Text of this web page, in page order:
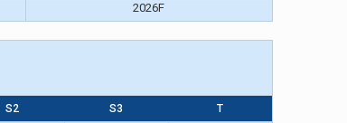
2026F
S2 S3 T